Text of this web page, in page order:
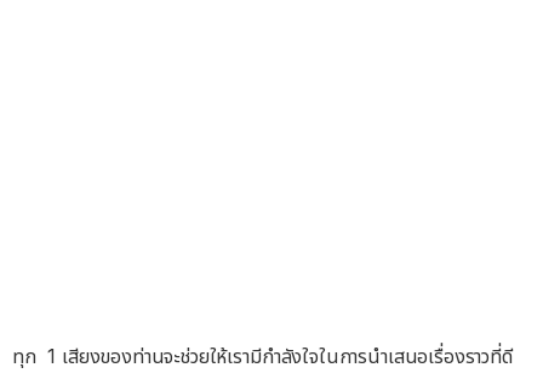
ทุก 1 เสียงของท่านจะช่วยให้เรามีกำลังใจในการนำเสนอเรื่องราวที่ดี